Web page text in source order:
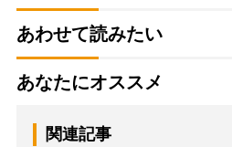
あわせて読みたい
あなたにオススメ
関連記事